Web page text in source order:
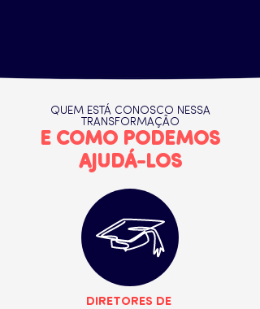
QUEM ESTÁ CONOSCO NESSA
TRANSFORMAÇÃO
E COMO PODEMOS
AJUDÁ-LOS
DIRETORES DE